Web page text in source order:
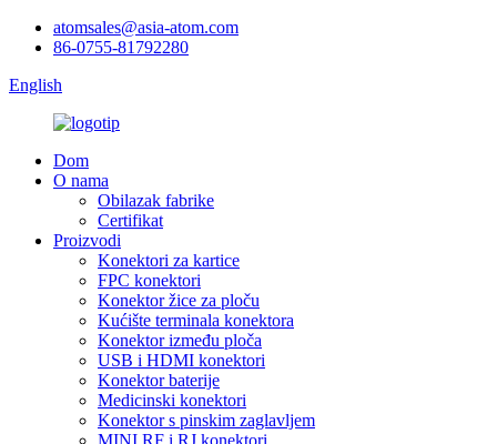
atomsales@asia-atom.com
86-0755-81792280
English
Dom
O nama
Obilazak fabrike
Certifikat
Proizvodi
Konektori za kartice
FPC konektori
Konektor žice za ploču
Kućište terminala konektora
Konektor između ploča
USB i HDMI konektori
Konektor baterije
Medicinski konektori
Konektor s pinskim zaglavljem
MINI RF i RJ konektori